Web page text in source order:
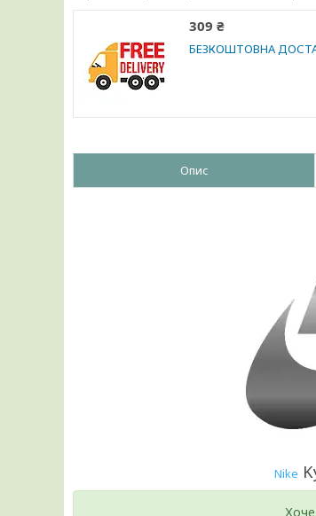
309 ₴
БЕЗКОШТОВНА
Опис
Nike